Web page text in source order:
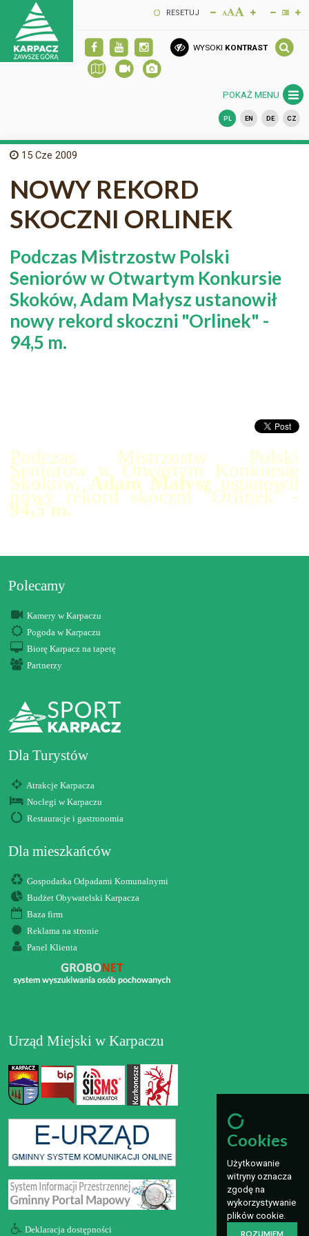
RESETUJ
WYSOKI KONTRAST
POKAŻ MENU
PL EN DE CZ
15 Cze 2009
NOWY REKORD
SKOCZNI ORLINEK
Podczas Mistrzostw Polski
Seniorów w Otwartym Konkursie
Skoków, Adam Małysz ustanowił
nowy rekord skoczni "Orlinek" -
94,5 m.
Podczas Mistrzostw Polski
Seniorów w Otwartym Konkursie
Skoków, Adam Małyszustanowił
nowy rekord skoczni "Orlinek" -
94,5 m.
Polecamy
Kamery w Karpaczu
Pogoda w Karpaczu
Biorę Karpacz na tapetę
Partnerzy
Dla Turystów
Atrakcje Karpacza
Noclegi w Karpaczu
Restauracje i gastronomia
Dla mieszkańców
Gospodarka Odpadami Komunalnymi
Budżet Obywatelski Karpacza
Baza firm
Reklama na stronie
Panel Klienta
Urząd Miejski w Karpaczu
Deklaracja dostępności
Cookies
Użytkowanie
witryny oznacza
zgodę na
wykorzystywanie
plików cookie.
ROZUMIEM